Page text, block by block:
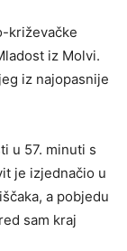
križevačke
iz Molvi.
iz najopasnije
u 57. minuti s
je izjednačio u
a pobjedu
sam kraj